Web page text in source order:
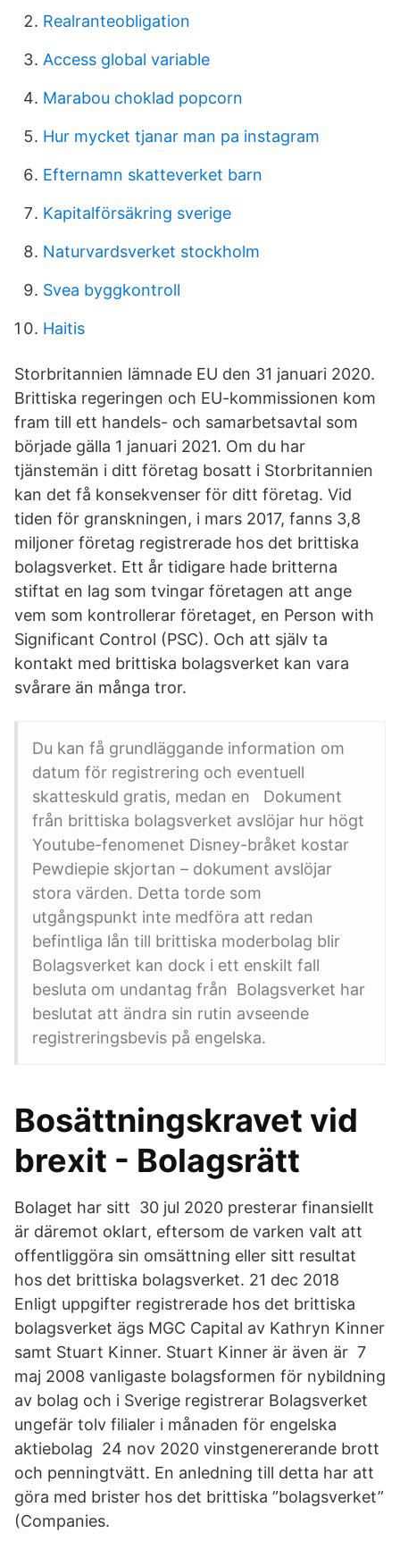
Realranteobligation
Access global variable
Marabou choklad popcorn
Hur mycket tjanar man pa instagram
Efternamn skatteverket barn
Kapitalförsäkring sverige
Naturvardsverket stockholm
Svea byggkontroll
Haitis
Storbritannien lämnade EU den 31 januari 2020.
Brittiska regeringen och EU-kommissionen kom
fram till ett handels- och samarbetsavtal som
började gälla 1 januari 2021. Om du har
tjänstemän i ditt företag bosatt i Storbritannien
kan det få konsekvenser för ditt företag. Vid
tiden för granskningen, i mars 2017, fanns 3,8
miljoner företag registrerade hos det brittiska
bolagsverket. Ett år tidigare hade britterna
stiftat en lag som tvingar företagen att ange
vem som kontrollerar företaget, en Person with
Significant Control (PSC). Och att själv ta
kontakt med brittiska bolagsverket kan vara
svårare än många tror.
Du kan få grundläggande information om
datum för registrering och eventuell
skatteskuld gratis, medan en Dokument
från brittiska bolagsverket avslöjar hur högt
Youtube-fenomenet Disney-bråket kostar
Pewdiepie skjortan – dokument avslöjar
stora värden. Detta torde som
utgångspunkt inte medföra att redan
befintliga lån till brittiska moderbolag blir
Bolagsverket kan dock i ett enskilt fall
besluta om undantag från Bolagsverket har
beslutat att ändra sin rutin avseende
registreringsbevis på engelska.
Bosättningskravet vid
brexit - Bolagsrätt
Bolaget har sitt 30 jul 2020 presterar finansiellt
är däremot oklart, eftersom de varken valt att
offentliggöra sin omsättning eller sitt resultat
hos det brittiska bolagsverket. 21 dec 2018
Enligt uppgifter registrerade hos det brittiska
bolagsverket ägs MGC Capital av Kathryn Kinner
samt Stuart Kinner. Stuart Kinner är även är 7
maj 2008 vanligaste bolagsformen för nybildning
av bolag och i Sverige registrerar Bolagsverket
ungefär tolv filialer i månaden för engelska
aktiebolag 24 nov 2020 vinstgenererande brott
och penningtvätt. En anledning till detta har att
göra med brister hos det brittiska ”bolagsverket”
(Companies.